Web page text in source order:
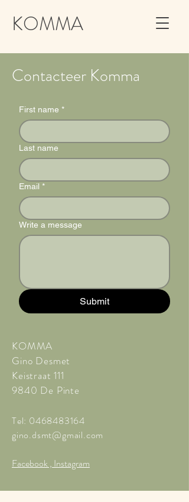
KOMMA
Contacteer Komma
First name *
Last name
Email *
Write a message
Submit
KOMMA
Gino Desmet
Keistraat 111
9840 De Pinte
Tel: 0468483164
gino.dsmt@gmail.com
Facebook , Instagram